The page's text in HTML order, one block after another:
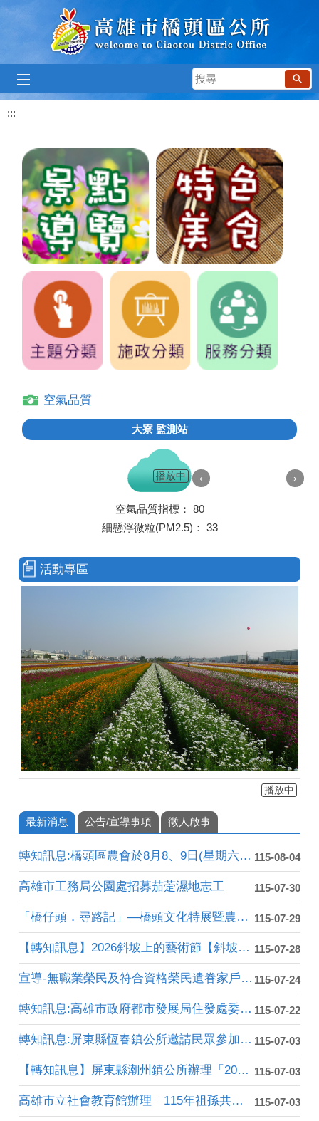
跳到主要內容區塊
搜
尋
:::
空氣品質
大寮監測站
空氣品質指標： 80
細懸浮微粒(PM2.5)： 33
播放中 ‹ ›
活動專區
播放中
最新消息 公告/宣導事項 徵人啟事
115-08-04
轉知訊息:橋頭區農會於8月8、9日(星期六、日)上午9：0....
115-07-30
高雄市工務局公園處招募茄萣濕地志工
115-07-29
「橋仔頭．尋路記」—橋頭文化特展暨農牧業推廣活動體驗課程報名....
115-07-28
【轉知訊息】2026斜坡上的藝術節【斜坡上的生活設計獎】
115-07-24
宣導-無職業榮民及符合資格榮民遺眷家戶代表，健保費享補助！
115-07-22
轉知訊息:高雄市政府都市發展局住發處委託高雄市住宅及都市更新....
115-07-03
轉知訊息:屏東縣恆春鎮公所邀請民眾參加「2026恆春古城國際....
115-07-03
【轉知訊息】屏東縣潮州鎮公所辦理「2026大潮藝文市集系列 ....
115-07-03
高雄市立社會教育館辦理「115年祖孫共學．幸福花開」活動，7....